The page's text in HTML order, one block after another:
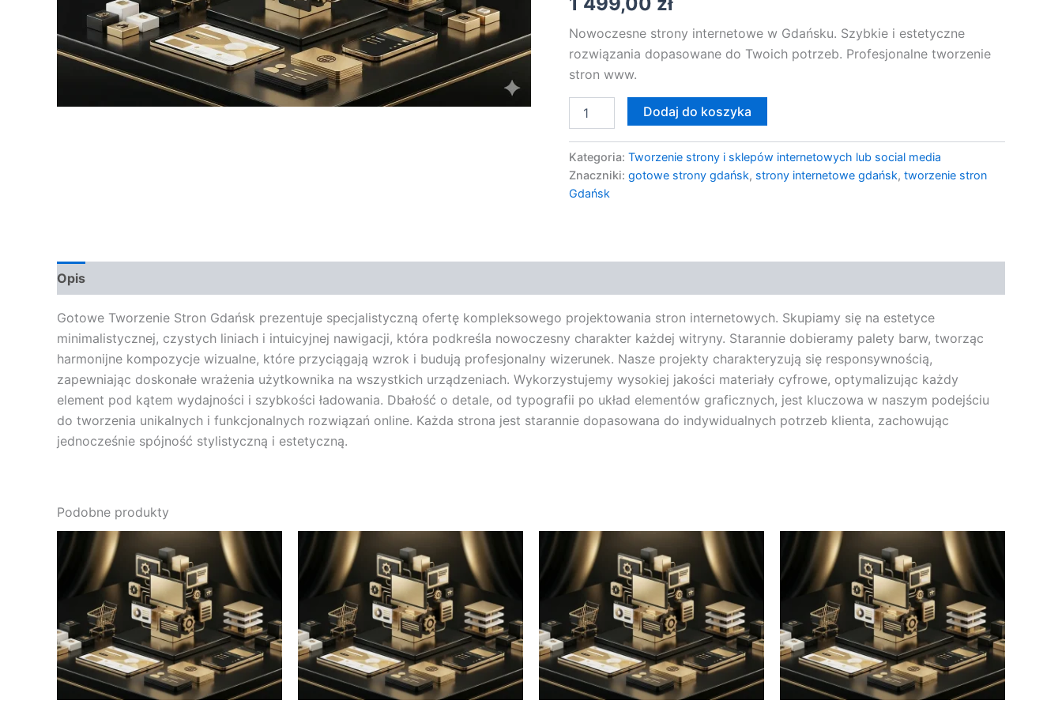
Nowoczesne strony internetowe w Gdańsku. Szybkie i estetyczne
rozwiązania dopasowane do Twoich potrzeb. Profesjonalne tworzenie
stron www.
Specjalistyczna
Dodaj do koszyka
Kategoria: Tworzenie strony i sklepów internetowych lub social media
Znaczniki: gotowe strony gdańsk, strony internetowe gdańsk, tworzenie stron
Gdańsk
Opis
Gotowe Tworzenie Stron Gdańsk prezentuje specjalistyczną ofertę kompleksowego projektowania stron internetowych. Skupiamy się na estetyce
minimalistycznej, czystych liniach i intuicyjnej nawigacji, która podkreśla nowoczesny charakter każdej witryny. Starannie dobieramy palety barw, tworząc
harmonijne kompozycje wizualne, które przyciągają wzrok i budują profesjonalny wizerunek. Nasze projekty charakteryzują się responsywnością,
zapewniając doskonałe wrażenia użytkownika na wszystkich urządzeniach. Wykorzystujemy wysokiej jakości materiały cyfrowe, optymalizując każdy
element pod kątem wydajności i szybkości ładowania. Dbałość o detale, od typografii po układ elementów graficznych, jest kluczowa w naszym podejściu
do tworzenia unikalnych i funkcjonalnych rozwiązań online. Każda strona jest starannie dopasowana do indywidualnych potrzeb klienta, zachowując
jednocześnie spójność stylistyczną i estetyczną.
Podobne produkty